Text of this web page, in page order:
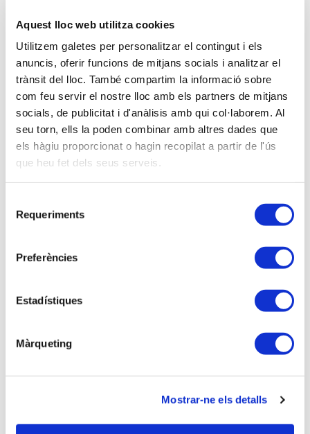
Aquest lloc web utilitza cookies
Utilitzem galetes per personalitzar el contingut i els
anuncis, oferir funcions de mitjans socials i analitzar el
trànsit del lloc. També compartim la informació sobre
com feu servir el nostre lloc amb els partners de mitjans
socials, de publicitat i d'anàlisis amb qui col·laborem. Al
seu torn, ells la poden combinar amb altres dades que
els hàgiu proporcionat o hagin recopilat a partir de l'ús
que heu fet dels seus serveis.
Requeriments
Preferències
Estadístiques
Màrqueting
Mostrar-ne els detalls
determinades despeses, la informació a tenir en
compte respecte els interessos financers tenint en
compte el límit del 30% del benefici operatiu i la
informació fidedigna a traslladar en els apartats
corresponents del model 200, del “dret d’opció” en
l’aplicació de les bases imposables negatives i la
rellevància de la sentència del TEAC , que pot
determinar un criteri inversemblant.
Per tant relacionem a continuació aquells aspectes
que realitzarem alguns exemples pràctics:
200, i en especial els ajustos fiscals més
i la Base imposable.
Criteris a tenir en compte en la reversió dels
- Criteris en la consideració de les societats
d’incentius fiscals de la Llei 27/2014.
Entitats parcialment exemptes i entitats sotmeses a